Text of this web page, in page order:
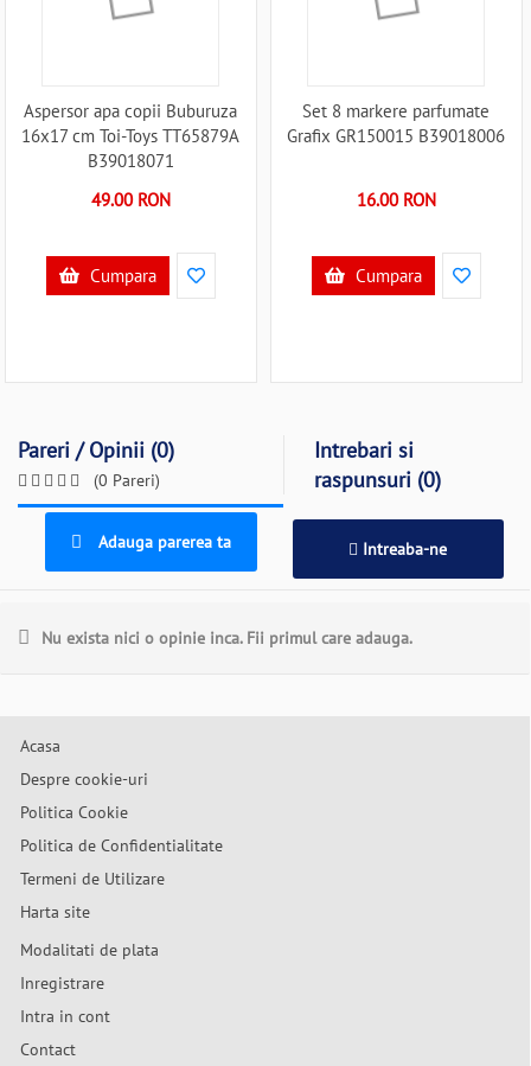
Aspersor apa copii Buburuza
16x17 cm Toi-Toys TT65879A
B39018071
49.00 RON
Cumpara
Set 8 markere parfumate
Grafix GR150015 B39018006
16.00 RON
Cumpara
Pareri / Opinii (0)
(0 Pareri)
Intrebari si
raspunsuri (0)
Adauga parerea ta Intreaba-ne
Nu exista nici o opinie inca. Fii primul care adauga.
Acasa
Despre cookie-uri
Politica Cookie
Politica de Confidentialitate
Termeni de Utilizare
Harta site
Modalitati de plata
Inregistrare
Intra in cont
Contact